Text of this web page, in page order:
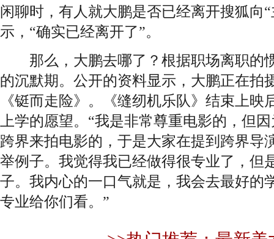
闲聊时，有人就大鹏是否已经离开搜狐向
示，“确实已经离开了”。
那么，大鹏去哪了？根据职场离职的
的沉默期。公开的资料显示，大鹏正在拍
《铤而走险》。《缝纫机乐队》结束上映
上学的愿望。“我是非常尊重电影的，但
跨界来拍电影的，于是大家在提到跨界导
举例子。我觉得我已经做得很专业了，但
子。我内心的一口气就是，我会去最好的
专业给你们看。”